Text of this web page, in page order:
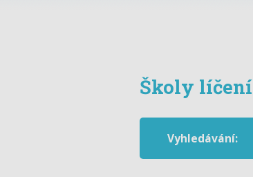
Školy líčení
Vyhledávání: